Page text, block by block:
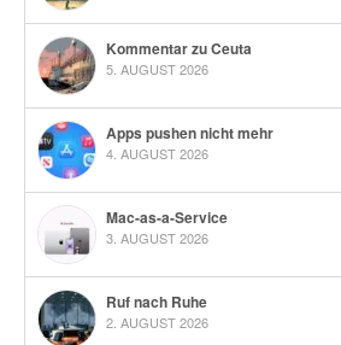
Kommentar zu Ceuta
5. AUGUST 2026
Apps pushen nicht mehr
4. AUGUST 2026
Mac-as-a-Service
3. AUGUST 2026
Ruf nach Ruhe
2. AUGUST 2026